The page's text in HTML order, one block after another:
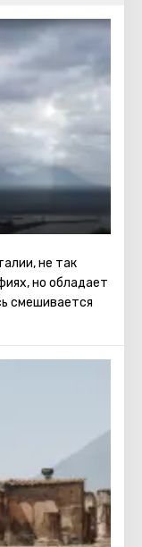
не так
но обладает
смешивается
с древними
в список
своим
Сан-Грегорио
Капеллы Сан-
рококо.
на берегу
в местные